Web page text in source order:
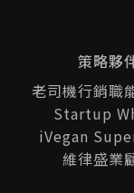
策略夥
老司機行銷職
Startup
iVegan
維律盛業